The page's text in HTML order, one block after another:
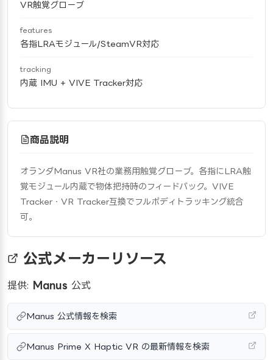
VR触覚グローブ
features
各指LRAモジュール/SteamVR対応
tracking
内蔵 IMU + VIVE Tracker対応
商品説明
オランダManus VR社の業務用触覚グローブ。各指にLRA触
覚モジュール内蔵で物体把持時のフィードバック。VIVE
Tracker・VR Tracker互換でフルボディトラッキング統合
可。
公式メーカーリソース
提供: Manus 公式
Manus 公式情報を検索
Manus Prime X Haptic VR の最新情報を検索